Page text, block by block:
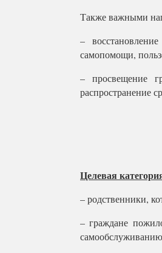
Также важными
–
самопомощи,
– просвещение
распространение
Целевая
– родственники,
– граждане